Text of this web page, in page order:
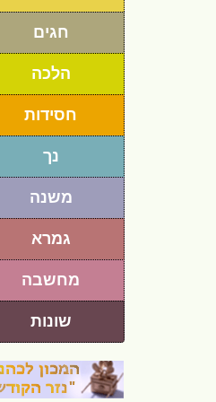
חגים
הלכה
חסידות
נך
משנה
גמרא
מחשבה
שונות